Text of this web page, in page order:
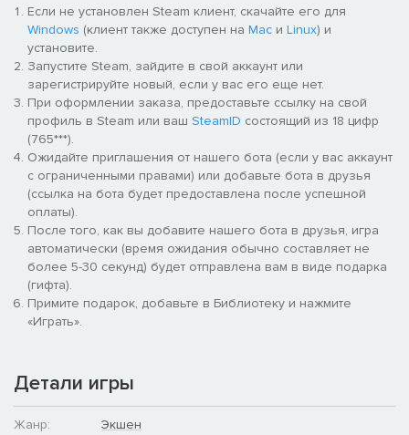
сильное стационарное оружие, чтобы разбить
безжалостные толпы врагов и примите участие в
перехватывающих дыхание разборках, сидя на боевых
животных и за штурвалами мощных смертоносных
транспортных средств.
Услужливые коренные жители -Познакомьтесь с
различными расами, населяющими местность, и даже
воюйте с ними плечом к плечу, испытывая приятное
чувство работы в команде во время одиночной игры.
Хаос в режиме совместного прохождения и Deathmatch
-Сразитесь с ордой Ментала по сети в кооперативном
режиме, включающем одновременно до 16 человек, и
уничтожьте все, что движется на 45 уровнях, полных
беспорядка, или бросьте перчатку другим игрокам и
выясните отношения в брутальном Deathmatch.
Если не установлен Steam клиент, скачайте его для
Windows (клиент также доступен на Mac и Linux) и
установите.
Запустите Steam, зайдите в свой аккаунт или
зарегистрируйте новый, если у вас его еще нет.
При оформлении заказа, предоставьте ссылку на свой
профиль в Steam или ваш SteamID состоящий из 18 цифр
(765***).
Ожидайте приглашения от нашего бота (если у вас аккаунт
с ограниченными правами) или добавьте бота в друзья
(ссылка на бота будет предоставлена после успешной
оплаты).
После того, как вы добавите нашего бота в друзья, игра
автоматически (время ожидания обычно составляет не
более 5-30 секунд) будет отправлена вам в виде подарка
(гифта).
Примите подарок, добавьте в Библиотеку и нажмите
«Играть».
Детали игры
Жанр:
Экшен